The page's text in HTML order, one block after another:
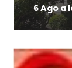
6 Ago a